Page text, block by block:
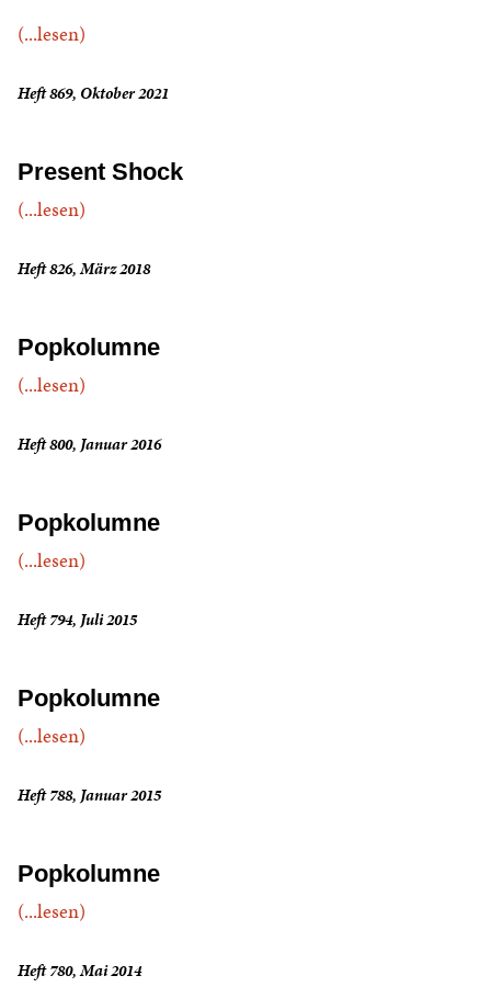
(...lesen)
Heft 869, Oktober 2021
Present Shock
(...lesen)
Heft 826, März 2018
Popkolumne
(...lesen)
Heft 800, Januar 2016
Popkolumne
(...lesen)
Heft 794, Juli 2015
Popkolumne
(...lesen)
Heft 788, Januar 2015
Popkolumne
(...lesen)
Heft 780, Mai 2014